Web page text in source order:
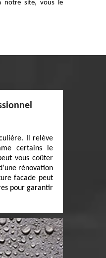
notre site, vous le
Il relève
certains le
vous coûter
rénovation
facade peut
pour garantir